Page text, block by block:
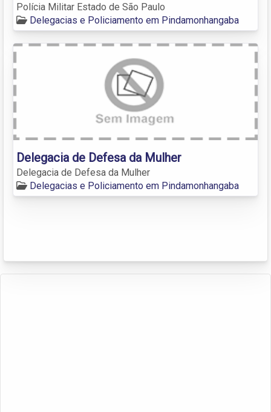
Polícia Militar Estado de São Paulo
Delegacias e Policiamento em Pindamonhangaba
Delegacia de Defesa da Mulher
Delegacia de Defesa da Mulher
Delegacias e Policiamento em Pindamonhangaba